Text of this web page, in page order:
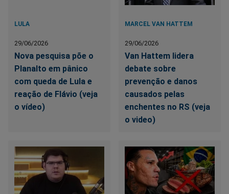
LULA
29/06/2026
Nova pesquisa põe o
Planalto em pânico
com queda de Lula e
reação de Flávio (veja
o vídeo)
MARCEL VAN HATTEM
29/06/2026
Van Hattem lidera
debate sobre
prevenção e danos
causados pelas
enchentes no RS (veja
o video)